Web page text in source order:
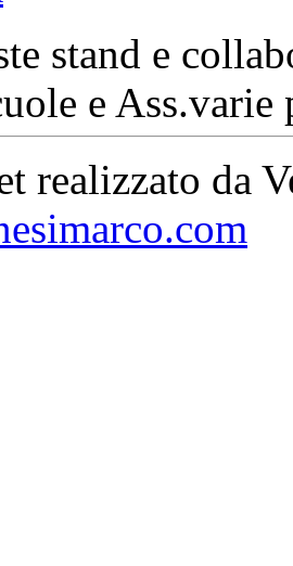
stand e
e Ass.varie
realizzato da